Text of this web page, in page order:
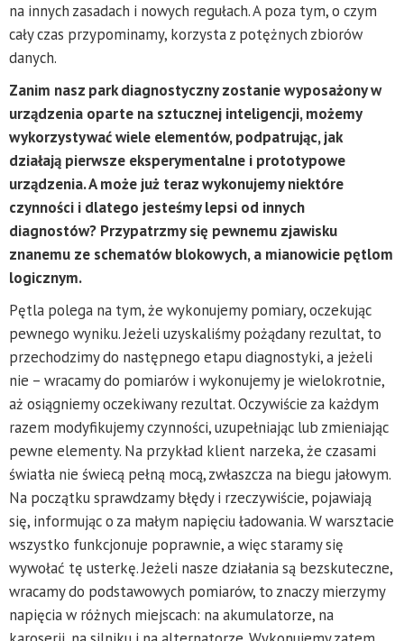
na innych zasadach i nowych regułach. A poza tym, o czym
cały czas przypominamy, korzysta z potężnych zbiorów
danych.
Zanim nasz park diagnostyczny zostanie wyposażony w
urządzenia oparte na sztucznej inteligencji, możemy
wykorzystywać wiele elementów, podpatrując, jak
działają pierwsze eksperymentalne i prototypowe
urządzenia. A może już teraz wykonujemy niektóre
czynności i dlatego jesteśmy lepsi od innych
diagnostów? Przypatrzmy się pewnemu zjawisku
znanemu ze schematów blokowych, a mianowicie pętlom
logicznym.
Pętla polega na tym, że wykonujemy pomiary, oczekując
pewnego wyniku. Jeżeli uzyskaliśmy pożądany rezultat, to
przechodzimy do następnego etapu diagnostyki, a jeżeli
nie – wracamy do pomiarów i wykonujemy je wielokrotnie,
aż osiągniemy oczekiwany rezultat. Oczywiście za każdym
razem modyfikujemy czynności, uzupełniając lub zmieniając
pewne elementy. Na przykład klient narzeka, że czasami
światła nie świecą pełną mocą, zwłaszcza na biegu jałowym.
Na początku sprawdzamy błędy i rzeczywiście, pojawiają
się, informując o za małym napięciu ładowania. W warsztacie
wszystko funkcjonuje poprawnie, a więc staramy się
wywołać tę usterkę. Jeżeli nasze działania są bezskuteczne,
wracamy do podstawowych pomiarów, to znaczy mierzymy
napięcia w różnych miejscach: na akumulatorze, na